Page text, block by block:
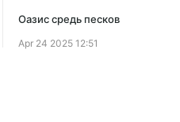
Оазис средь песков​
Apr 24 2025 12:51